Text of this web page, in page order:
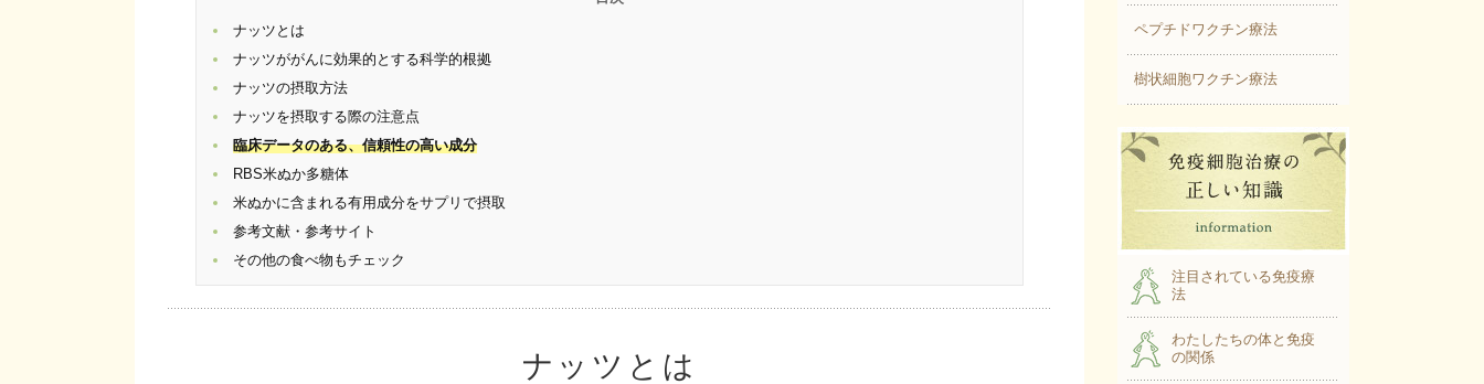
ナッツとは
ナッツががんに効果的とする科学的根拠
ナッツの摂取方法
ナッツを摂取する際の注意点
臨床データのある、信頼性の高い成分
RBS米ぬか多糖体
米ぬかに含まれる有用成分をサプリで摂取
参考文献・参考サイト
その他の食べ物もチェック
ナッツとは
ペプチドワクチン療法
樹状細胞ワクチン療法
注目されている免疫療
法
わたしたちの体と免疫
の関係